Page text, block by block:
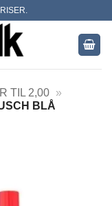
TIL 2,00 »
BLÅ